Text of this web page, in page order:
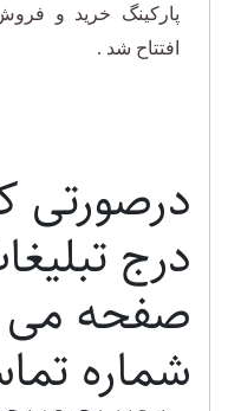
پارکینگ خرید و
افتتاح شد .
درصورتی
درج
صفحه می
شماره